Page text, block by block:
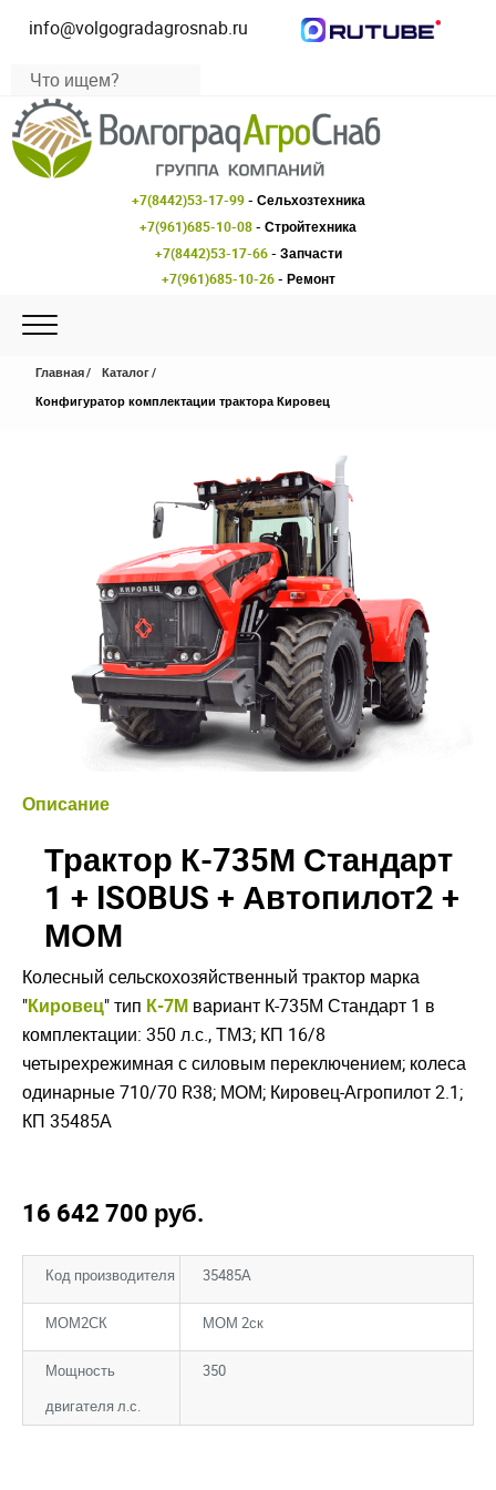
info@volgogradagrosnab.ru
+7(8442)53-17-99- Сельхозтехника
+7(961)685-10-08- Стройтехника
+7(8442)53-17-66- Запчасти
+7(961)685-10-26- Ремонт
Главная
Каталог
Конфигуратор комплектации трактора Кировец
Описание
Трактор К-735М Стандарт
1 + ISOBUS + Автопилот2 +
МОМ
Колесный сельскохозяйственный трактор марка
"Кировец" тип К-7М вариант К-735М Стандарт 1 в
комплектации: 350 л.с., ТМЗ; КП 16/8
четырехрежимная с силовым переключением; колеса
одинарные 710/70 R38; МОМ; Кировец-Агропилот 2.1;
КП 35485А
16 642 700 руб.
Код производителя 35485А
МОМ2СК МОМ 2ск
Мощность
двигателя л.с.
350